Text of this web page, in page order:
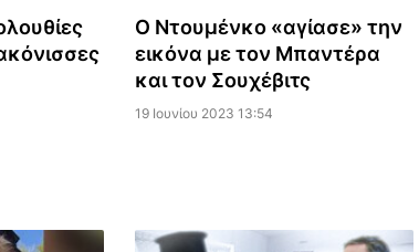
Ο Ντουμένκο «αγίασε» την
εικόνα με τον Μπαντέρα
και τον Σουχέβιτς
19 Ιουνίου 2023 13:54